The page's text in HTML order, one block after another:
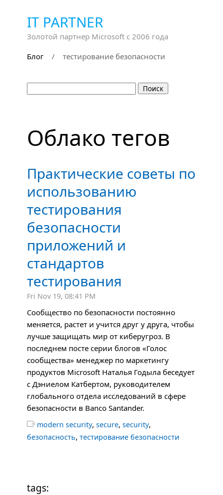
IT PARTNER
Золотой партнер Microsoft с 2006 года
Блог
/ тестирование безопасности
Облако тегов
Практические советы по
использованию
тестирования
безопасности
приложений и
стандартов
тестирования
Fri Nov 19, 08:41 PM
Сообщество по безопасности постоянно
меняется, растет и учится друг у друга, чтобы
лучше защищать мир от киберугроз. В
последнем посте серии блогов «Голос
сообщества» менеджер по маркетингу
продуктов Microsoft Наталья Годыла беседует
с Дэниелом Катбертом, руководителем
глобального отдела исследований в сфере
безопасности в Banco Santander.
 modern security, secure, security,
безопасность, тестирование безопасности
tags: